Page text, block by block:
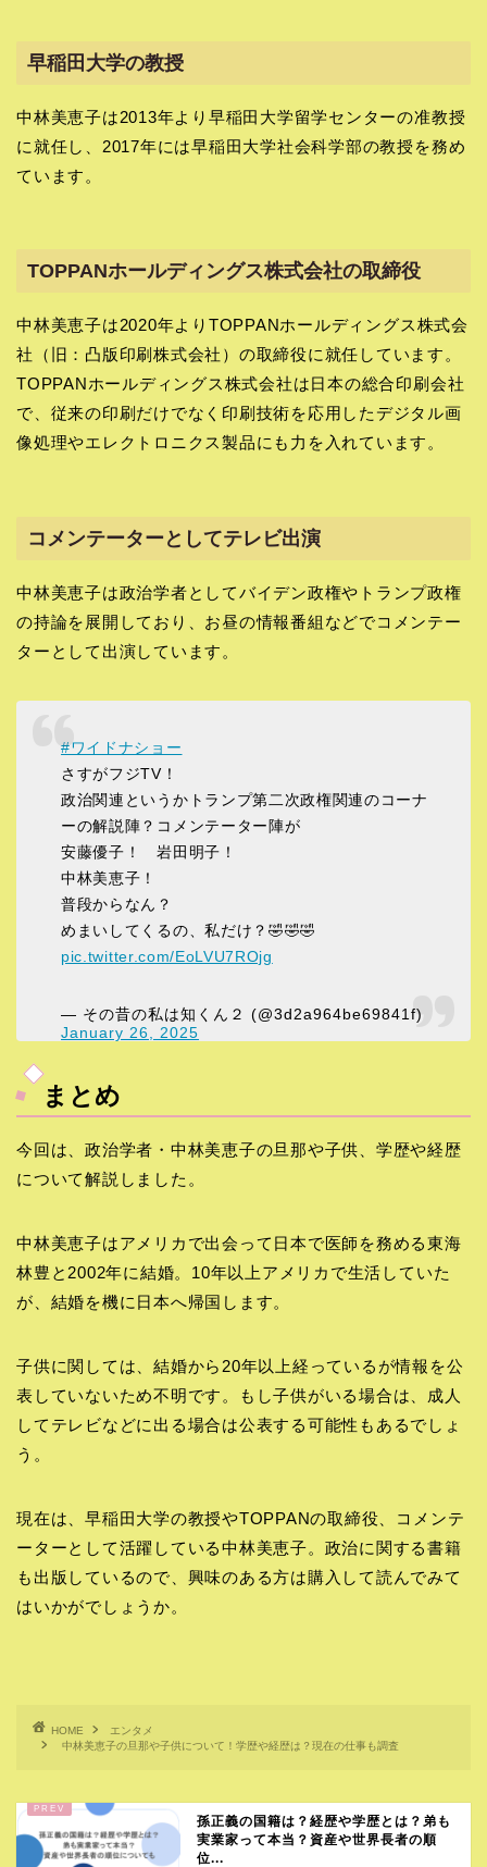
早稲田大学の教授
中林美恵子は2013年より早稲田大学留学センターの准教授
に就任し、2017年には早稲田大学社会科学部の教授を務め
ています。
TOPPANホールディングス株式会社の取締役
中林美恵子は2020年よりTOPPANホールディングス株式会
社（旧：凸版印刷株式会社）の取締役に就任しています。
TOPPANホールディングス株式会社は日本の総合印刷会社
で、従来の印刷だけでなく印刷技術を応用したデジタル画
像処理やエレクトロニクス製品にも力を入れています。
コメンテーターとしてテレビ出演
中林美恵子は政治学者としてバイデン政権やトランプ政権
の持論を展開しており、お昼の情報番組などでコメンテー
ターとして出演しています。
#ワイドナショー
さすがフジTV！
政治関連というかトランプ第二次政権関連のコーナ
ーの解説陣？コメンテーター陣が
安藤優子！ 岩田明子！
中林美恵子！
普段からなん？
めまいしてくるの、私だけ？🤣🤣🤣
pic.twitter.com/EoLVU7ROjg
— その昔の私は知くん２ (@3d2a964be69841f)
January 26, 2025
まとめ
今回は、政治学者・中林美恵子の旦那や子供、学歴や経歴
について解説しました。
中林美恵子はアメリカで出会って日本で医師を務める東海
林豊と2002年に結婚。10年以上アメリカで生活していた
が、結婚を機に日本へ帰国します。
子供に関しては、結婚から20年以上経っているが情報を公
表していないため不明です。もし子供がいる場合は、成人
してテレビなどに出る場合は公表する可能性もあるでしょ
う。
現在は、早稲田大学の教授やTOPPANの取締役、コメンテ
ーターとして活躍している中林美恵子。政治に関する書籍
も出版しているので、興味のある方は購入して読んでみて
はいかがでしょうか。
HOME
エンタメ
中林美恵子の旦那や子供について！学歴や経歴は？現在の仕事も調査
孫正義の国籍は？経歴や学歴とは？弟も
実業家って本当？資産や世界長者の順
位...